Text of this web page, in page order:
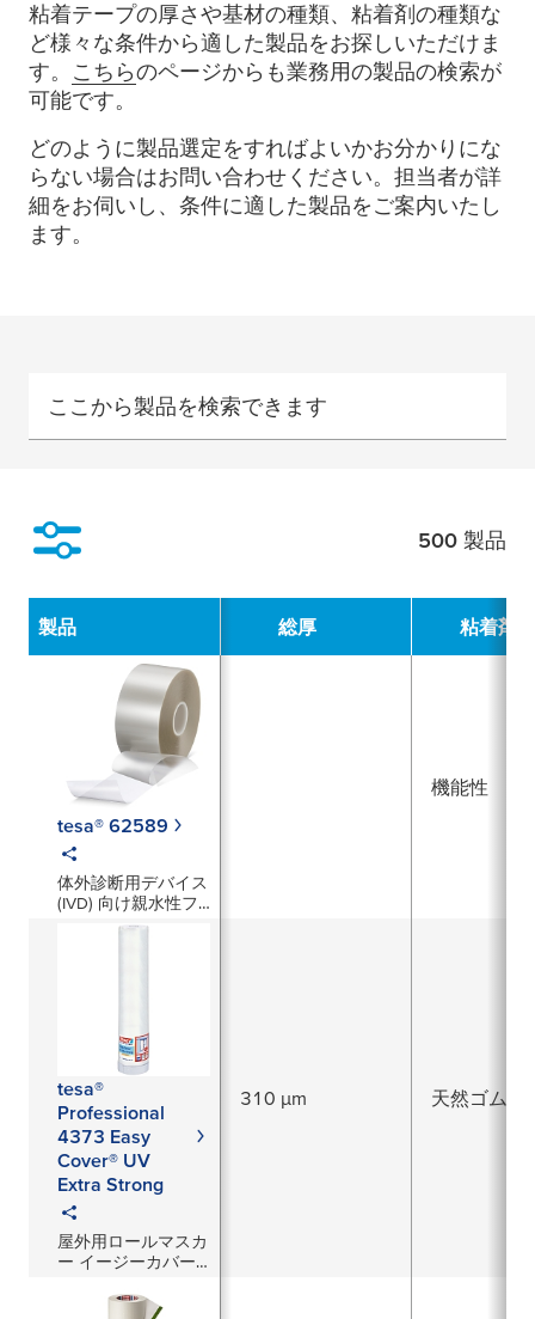
粘着テープの厚さや基材の種類、粘着剤の種類な
ど様々な条件から適した製品をお探しいただけま
す。 こちらのページからも業務用の製品の検索が
可能です。
どのように製品選定をすればよいかお分かりにな
らない場合はお問い合わせください。担当者が詳
細をお伺いし、条件に適した製品をご案内いたし
ます。
ここから製品を検索できます
500 製品
製品 総厚 粘着剤
tesa® 62589
体外診断用デバイス
(IVD) 向け親水性フ
機能性
tesa®
Professional
4373 Easy
Cover® UV
Extra Strong
屋外用ロールマスカ
ー イージーカバー
310 µm 天然ゴム